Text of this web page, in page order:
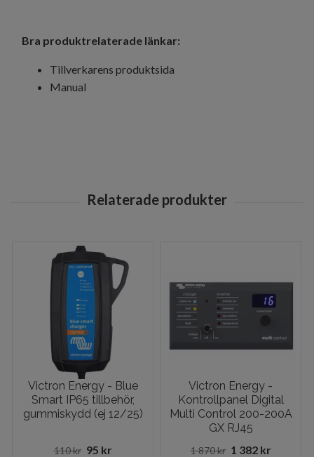
Bra produktrelaterade länkar:
Tillverkarens produktsida
Manual
Victron Energy - Blue
Smart IP65 tillbehör,
gummiskydd (ej 12/25)
110 kr 95 kr
Victron Energy -
Kontrollpanel Digital
Multi Control 200-200A
GX RJ45
1 870 kr 1 382 kr